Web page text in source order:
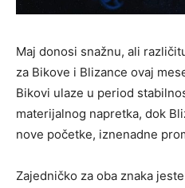
Maj donosi snažnu, ali
za Bikove i Blizance ovaj
Bikovi ulaze u period
materijalnog napretka, dok
nove početke, iznenadne
Zajedničko za oba znaka